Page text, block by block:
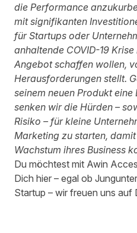
die Performance
mit signifikanten
für Startups oder
anhaltende COVID-19
Angebot schaffen wollen,
Herausforderungen stellt.
seinem neuen Produkt
senken wir die Hürden –
Risiko – für kleine
Marketing zu starten,
Wachstum ihres Business
Du möchtest mit Awin
Dich hier – egal ob
Startup – wir freuen uns auf